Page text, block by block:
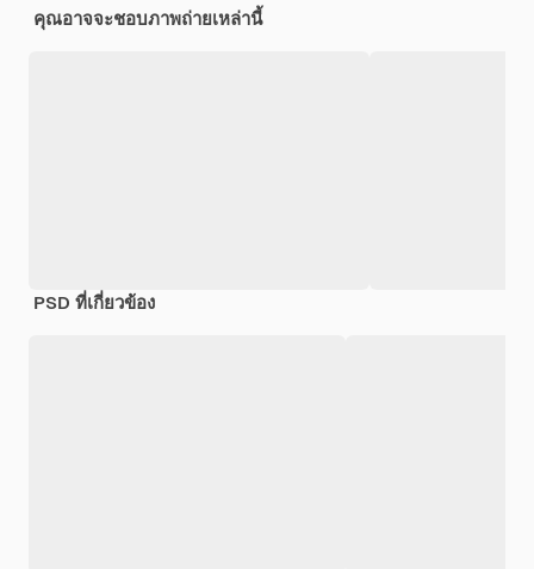
คุณอาจจะชอบภาพถ่ายเหล่านี้
PSD ที่เกี่ยวข้อง